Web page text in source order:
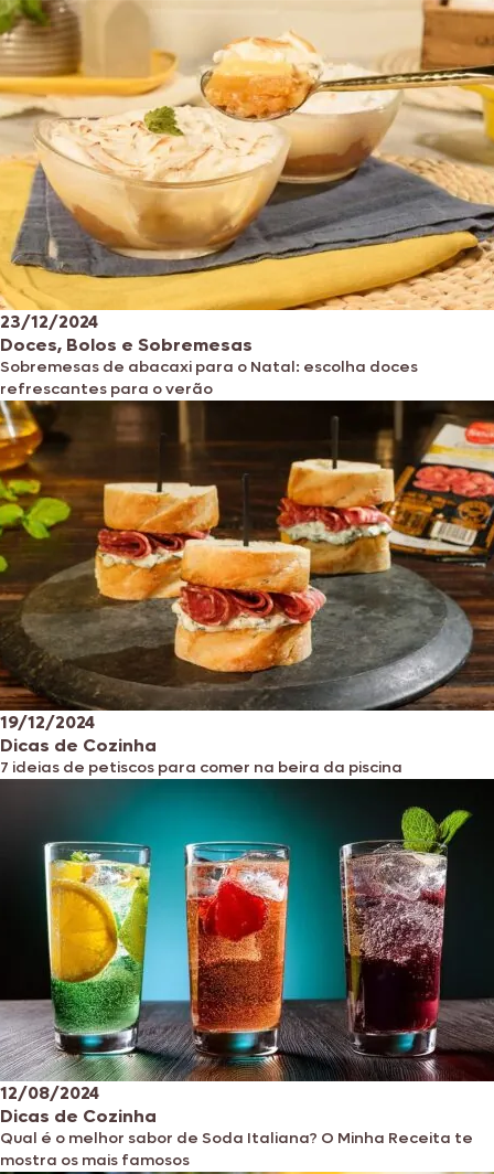
23/12/2024
Doces, Bolos e Sobremesas
Sobremesas de abacaxi para o Natal: escolha doces
refrescantes para o verão
19/12/2024
Dicas de Cozinha
7 ideias de petiscos para comer na beira da piscina
12/08/2024
Dicas de Cozinha
Qual é o melhor sabor de Soda Italiana? O Minha Receita te
mostra os mais famosos